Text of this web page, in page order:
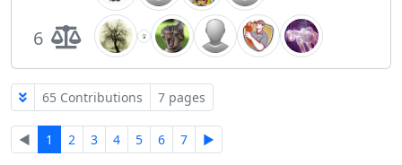
6
65 Contributions 7 pages
◄ 1 2 3 4 5 6 7 ►